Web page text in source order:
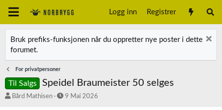
Logg inn Registrer
Bruk prefiks-funksjonen når du oppretter nye poster i dette
forumet.
For privatpersoner
Til Salgs Speidel Braumeister 50 selges
T
Bård Mathisen
S
9 Mai 2026